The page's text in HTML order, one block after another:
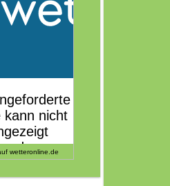
wetteronline.de